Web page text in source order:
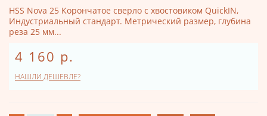
HSS Nova 25 Корончатое сверло с хвостовиком QuickIN,
Индустриальный стандарт. Метрический размер, глубина
реза 25 мм...
4 160 р.
НАШЛИ ДЕШЕВЛЕ?